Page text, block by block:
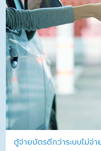
ตู้จ่ายบัตรดีกว่าระบบไม่จ่